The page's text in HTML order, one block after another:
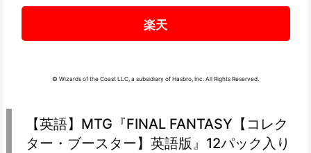
楽天
© Wizards of the Coast LLC, a subsidiary of Hasbro, Inc. All Rights Reserved.
【英語】MTG『FINAL FANTASY【コレク
ター・ブースター】英語版』12パック入り